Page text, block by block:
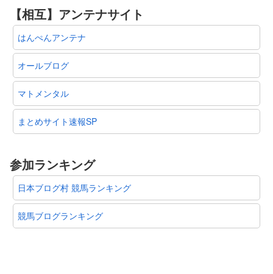
【相互】アンテナサイト
はんぺんアンテナ
オールブログ
マトメンタル
まとめサイト速報SP
参加ランキング
日本ブログ村 競馬ランキング
競馬ブログランキング